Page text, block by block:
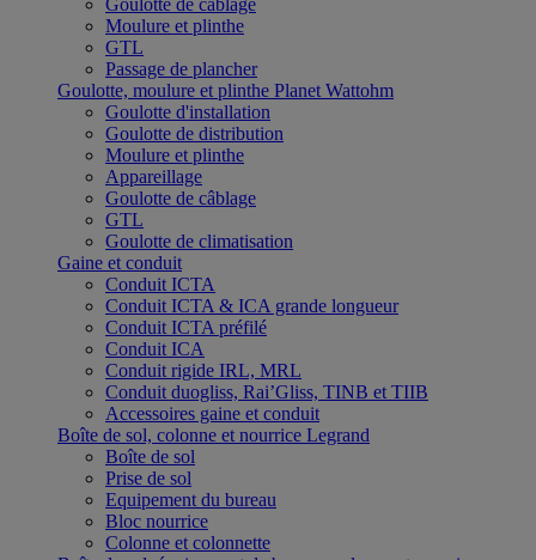
Goulotte de câblage
Moulure et plinthe
GTL
Passage de plancher
Goulotte, moulure et plinthe Planet Wattohm
Goulotte d'installation
Goulotte de distribution
Moulure et plinthe
Appareillage
Goulotte de câblage
GTL
Goulotte de climatisation
Gaine et conduit
Conduit ICTA
Conduit ICTA & ICA grande longueur
Conduit ICTA préfilé
Conduit ICA
Conduit rigide IRL, MRL
Conduit duogliss, Rai’Gliss, TINB et TIIB
Accessoires gaine et conduit
Boîte de sol, colonne et nourrice Legrand
Boîte de sol
Prise de sol
Equipement du bureau
Bloc nourrice
Colonne et colonnette